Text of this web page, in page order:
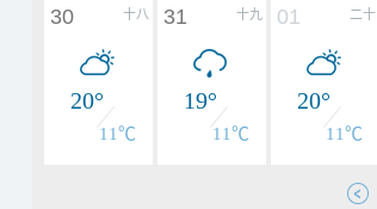
十八
30
20°
11℃
十九
31
19°
11℃
二十
01
20°
11℃